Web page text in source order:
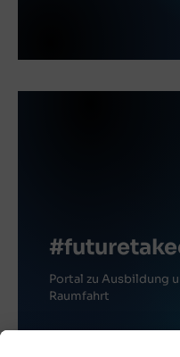
Portal zu Ausbildung
Raumfahrt